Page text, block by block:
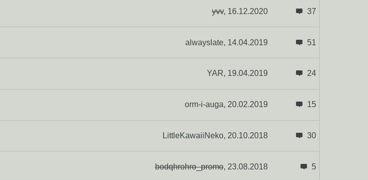
37
yvv, 16.12.2020
51
alwayslate, 14.04.2019
24
YAR, 19.04.2019
15
orm-i-auga, 20.02.2019
30
LittleKawaiiNeko, 20.10.2018
5
bodqhrohro_promo, 23.08.2018